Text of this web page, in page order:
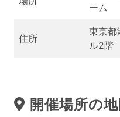
ーム
住所
東京都
ル2階
開催場所の地